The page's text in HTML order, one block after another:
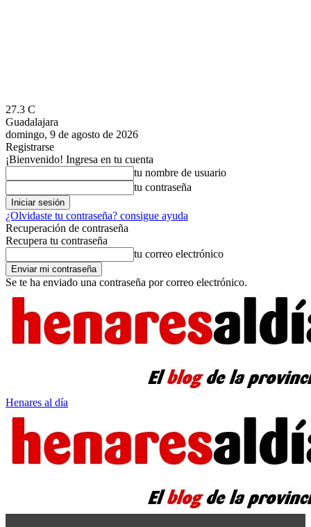
27.3 C
Guadalajara
domingo, 9 de agosto de 2026
Registrarse
¡Bienvenido! Ingresa en tu cuenta
tu nombre de usuario
tu contraseña
¿Olvidaste tu contraseña? consigue ayuda
Recuperación de contraseña
Recupera tu contraseña
tu correo electrónico
Se te ha enviado una contraseña por correo electrónico.
Henares al día